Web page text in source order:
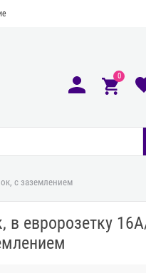
0
с заземлением
в евророзетку